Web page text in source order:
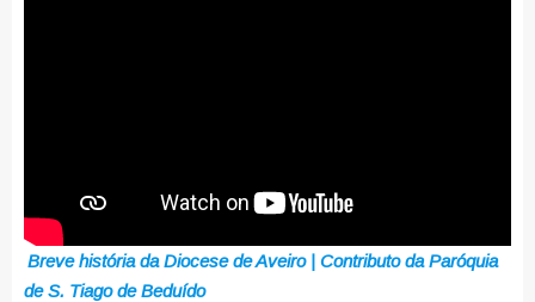
Breve história da Diocese de Aveiro | Contributo da Paróquia
de S. Tiago de Beduído